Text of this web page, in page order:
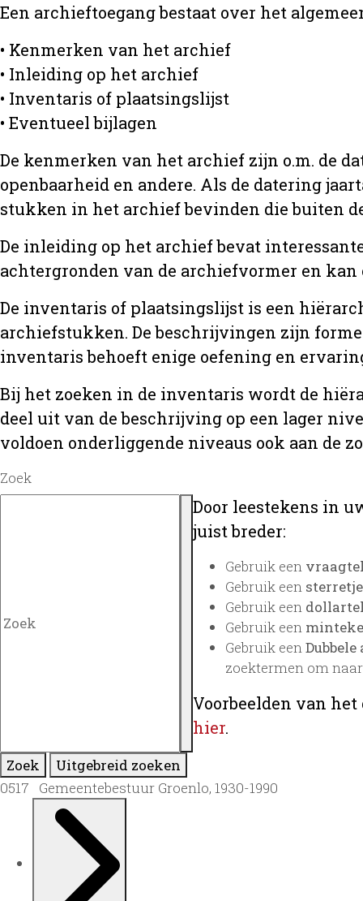
Een archieftoegang bestaat over het
• Kenmerken van het archief
• Inleiding op het archief
• Inventaris of plaatsingslijst
• Eventueel bijlagen
De kenmerken van het archief zijn o.m. de
openbaarheid en andere. Als de datering
stukken in het archief bevinden die buiten
De inleiding op het archief bevat
achtergronden van de archiefvormer en
De inventaris of plaatsingslijst is een
archiefstukken. De beschrijvingen zijn
inventaris behoeft enige oefening en
Bij het zoeken in de inventaris wordt de
deel uit van de beschrijving op een lager
voldoen onderliggende niveaus ook aan de
Zoek
Door leestekens in
juist breder:
Gebruik een
Gebruik een
Gebruik een
Gebruik een
Gebruik een
zoektermen om
Voorbeelden van
hier.
Zoek
Uitgebreid zoeken
0517 Gemeentebestuur Groenlo, 1930-1990